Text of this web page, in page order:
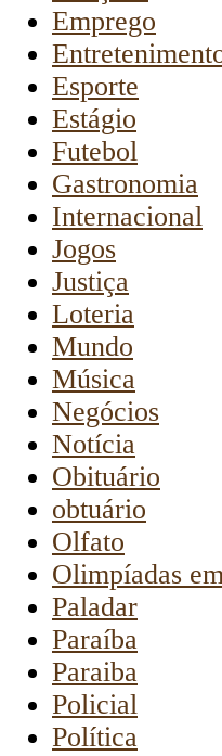
Emprego
Esporte
Estágio
Futebol
Gastronomia
Internacional
Jogos
Justiça
Loteria
Mundo
Música
Negócios
Notícia
Obituário
obtuário
Olfato
Olimpíadas
Paladar
Paraíba
Paraiba
Policial
Política